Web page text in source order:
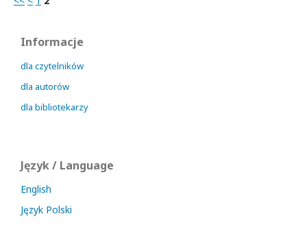
Informacje
dla czytelników
dla autorów
dla bibliotekarzy
Język / Language
English
Język Polski